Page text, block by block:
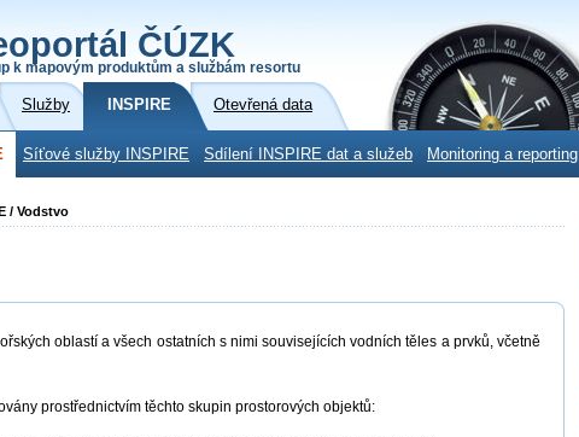
ČÚZK
k mapovým produktům a službám resortu
Služby INSPIRE Otevřená data
Síťové služby INSPIRE Sdílení INSPIRE dat a služeb Monitoring a reporting
/ Vodstvo
oblastí a všech ostatních s nimi souvisejících vodních těles a prvků, včetně
prostřednictvím těchto skupin prostorových objektů: